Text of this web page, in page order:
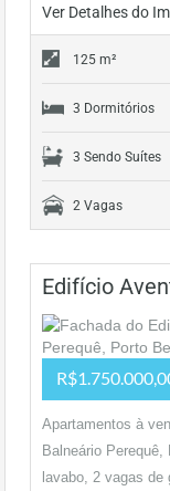
Ver Detalhes do
125 m²
3 Dormitórios
3 Sendo Suítes
2 Vagas
Edifício
Apartamentos à
Balneário
lavabo, 2 vagas